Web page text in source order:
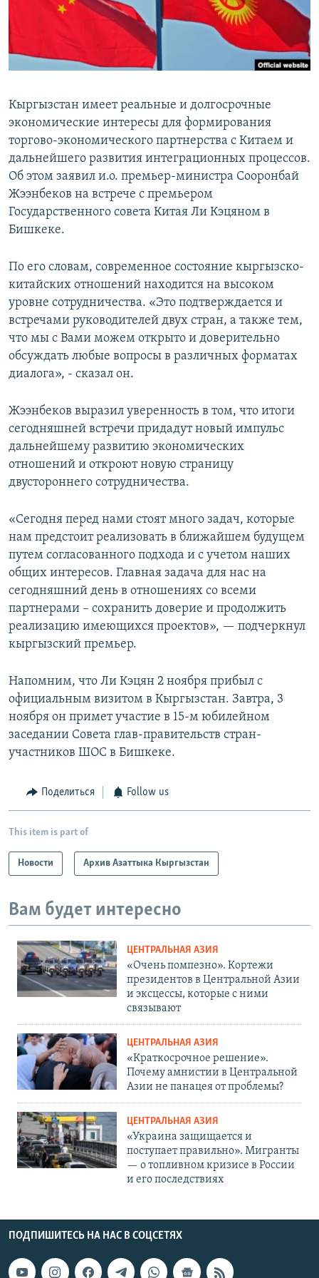
Кыргызстан имеет реальные и долгосрочные
экономические интересы для формирования
торгово-экономического партнерства с Китаем и
дальнейшего развития интеграционных процессов.
Об этом заявил и.о. премьер-министра Сооронбай
Жээнбеков на встрече с премьером
Государственного совета Китая Ли Кэцяном в
Бишкеке.
По его словам, современное состояние кыргызско-
китайских отношений находится на высоком
уровне сотрудничества. «Это подтверждается и
встречами руководителей двух стран, а также тем,
что мы с Вами можем открыто и доверительно
обсуждать любые вопросы в различных форматах
диалога», - сказал он.
Жээнбеков выразил уверенность в том, что итоги
сегодняшней встречи придадут новый импульс
дальнейшему развитию экономических
отношений и откроют новую страницу
двустороннего сотрудничества.
«Сегодня перед нами стоят много задач, которые
нам предстоит реализовать в ближайшем будущем
путем согласованного подхода и с учетом наших
общих интересов. Главная задача для нас на
сегодняшний день в отношениях со всеми
партнерами – сохранить доверие и продолжить
реализацию имеющихся проектов», — подчеркнул
кыргызский премьер.
Напомним, что Ли Кэцян 2 ноября прибыл с
официальным визитом в Кыргызстан. Завтра, 3
ноября он примет участие в 15-м юбилейном
заседании Совета глав-правительств стран-
участников ШОС в Бишкеке.
Поделиться Follow us
This item is part of
Новости Архив Азаттыка Кыргызстан
Вам будет интересно
ЦЕНТРАЛЬНАЯ АЗИЯ
«Очень помпезно». Кортежи
президентов в Центральной Азии
и эксцессы, которые с ними
связывают
ЦЕНТРАЛЬНАЯ АЗИЯ
«Краткосрочное решение».
Почему амнистии в Центральной
Азии не панацея от проблемы?
ЦЕНТРАЛЬНАЯ АЗИЯ
«Украина защищается и
поступает правильно». Мигранты
— о топливном кризисе в России
и его последствиях
ПОДПИШИТЕСЬ НА НАС В СОЦСЕТЯХ